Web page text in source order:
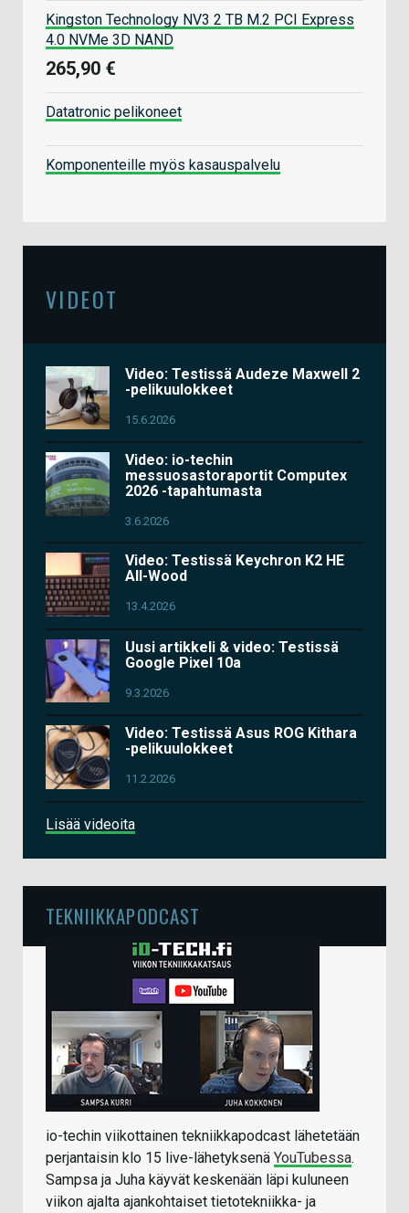
Kingston Technology NV3 2 TB M.2 PCI Express
4.0 NVMe 3D NAND
265,90 €
Datatronic pelikoneet
Komponenteille myös kasauspalvelu
VIDEOT
Video: Testissä Audeze Maxwell 2
-pelikuulokkeet
15.6.2026
Video: io-techin
messuosastoraportit Computex
2026 -tapahtumasta
3.6.2026
Video: Testissä Keychron K2 HE
All-Wood
13.4.2026
Uusi artikkeli & video: Testissä
Google Pixel 10a
9.3.2026
Video: Testissä Asus ROG Kithara
-pelikuulokkeet
11.2.2026
Lisää videoita
TEKNIIKKAPODCAST
io-techin viikottainen tekniikkapodcast lähetetään
perjantaisin klo 15 live-lähetyksenä YouTubessa.
Sampsa ja Juha käyvät keskenään läpi kuluneen
viikon ajalta ajankohtaiset tietotekniikka- ja